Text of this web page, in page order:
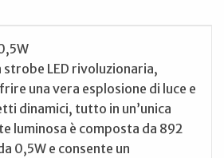
strobe LED rivoluzionaria,
una vera esplosione di luce e
dinamici, tutto in un’unica
luminosa è composta da 892
0,5W e consente un